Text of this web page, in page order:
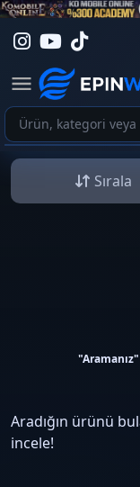
Sırala
"Aramanız"
Aradığın ürünü
incele!